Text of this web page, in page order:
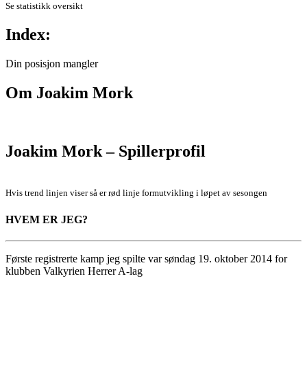
Se statistikk oversikt
Index:
Din posisjon mangler
Om Joakim Mork
Joakim Mork – Spillerprofil
Hvis trend linjen viser så er rød linje formutvikling i løpet av sesongen
HVEM ER JEG?
Første registrerte kamp jeg spilte var søndag 19. oktober 2014 for
klubben Valkyrien Herrer A-lag